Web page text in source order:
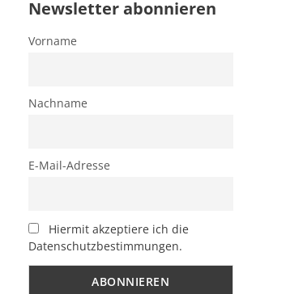
Newsletter abonnieren
Vorname
Nachname
E-Mail-Adresse
Hiermit akzeptiere ich die
Datenschutzbestimmungen.